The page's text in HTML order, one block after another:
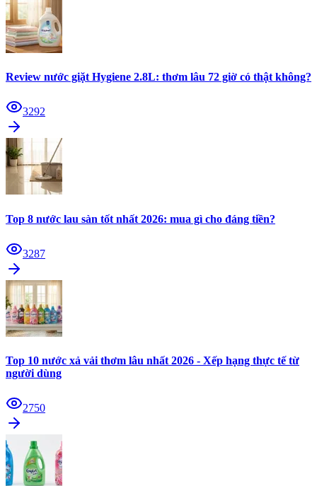
Review nước giặt Hygiene 2.8L: thơm lâu 72 giờ có thật không?
3292
Top 8 nước lau sàn tốt nhất 2026: mua gì cho đáng tiền?
3287
Top 10 nước xả vải thơm lâu nhất 2026 - Xếp hạng thực tế từ
người dùng
2750